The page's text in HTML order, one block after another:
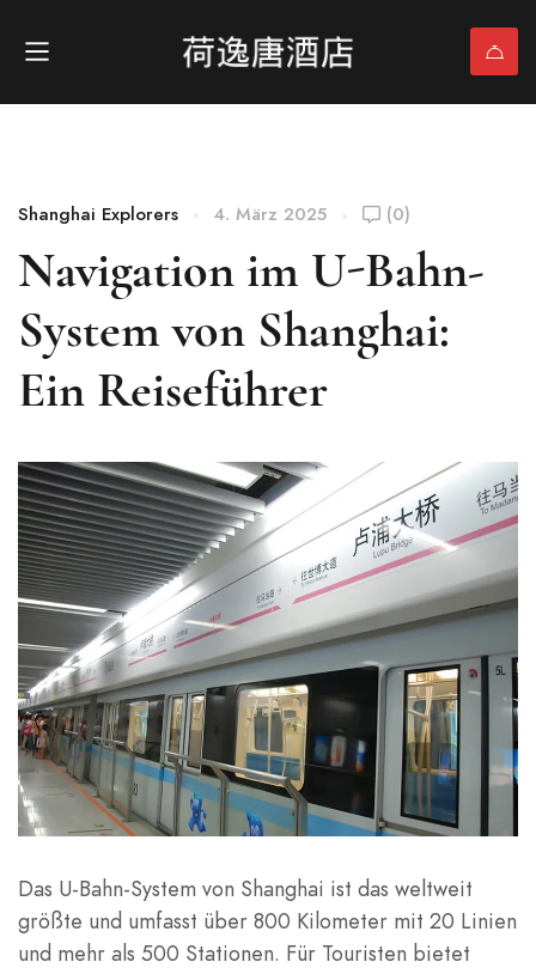
Shanghai Explorers 4. März 2025 (0)
Navigation im U-Bahn-
System von Shanghai:
Ein Reiseführer
Das U-Bahn-System von Shanghai ist das weltweit
größte und umfasst über 800 Kilometer mit 20 Linien
und mehr als 500 Stationen. Für Touristen bietet